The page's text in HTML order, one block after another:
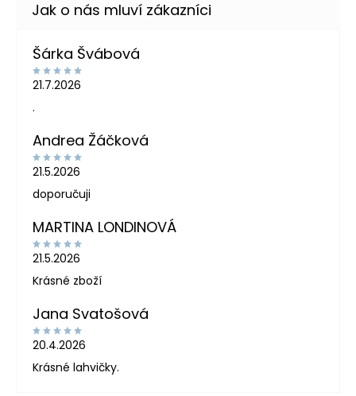
Šárka Švábová
21.7.2026
.
Andrea Žáčková
21.5.2026
doporučuji
MARTINA LONDINOVÁ
21.5.2026
Krásné zboží
Jana Svatošová
20.4.2026
Krásné lahvičky.